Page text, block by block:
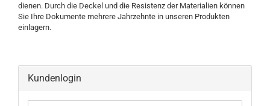
dienen. Durch die Deckel und die Resistenz der Materialien können
Sie Ihre Dokumente mehrere Jahrzehnte in unseren Produkten
einlagern.
Kundenlogin